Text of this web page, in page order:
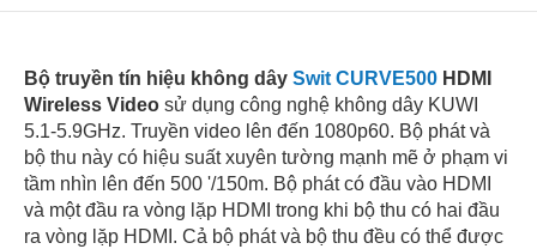
Bộ truyền tín hiệu không dây Swit CURVE500 HDMI
Wireless Video sử dụng công nghệ không dây KUWI
5.1-5.9GHz. Truyền video lên đến 1080p60. Bộ phát và
bộ thu này có hiệu suất xuyên tường mạnh mẽ ở phạm vi
tầm nhìn lên đến 500 '/150m. Bộ phát có đầu vào HDMI
và một đầu ra vòng lặp HDMI trong khi bộ thu có hai đầu
ra vòng lặp HDMI. Cả bộ phát và bộ thu đều có thể được